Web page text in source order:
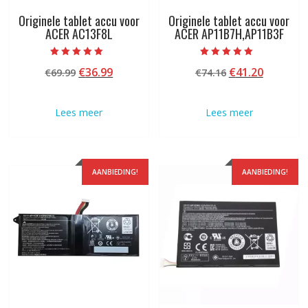
Originele tablet accu voor
ACER AC13F8L
5.00
van 5
€69.99 Oorspronkelijke
€69.99.
€36.99Huidige
Lees meer
Originele tablet accu voor
ACER AP11B7H,AP11B3F
5.00
van 5
€74.16
€74.16.
€41.20Huidige
Lees meer
AANBIEDING! AANBIEDING!